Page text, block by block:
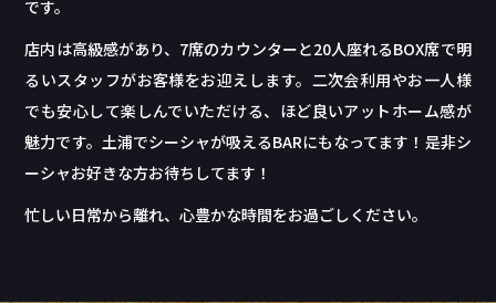
です。
店内は高級感があり、7席のカウンターと20人座れるBOX席で明
るいスタッフがお客様をお迎えします。二次会利用やお一人様
でも安心して楽しんでいただける、ほど良いアットホーム感が
魅力です。土浦でシーシャが吸えるBARにもなってます！是非シ
ーシャお好きな方お待ちしてます！
忙しい日常から離れ、心豊かな時間をお過ごしください。